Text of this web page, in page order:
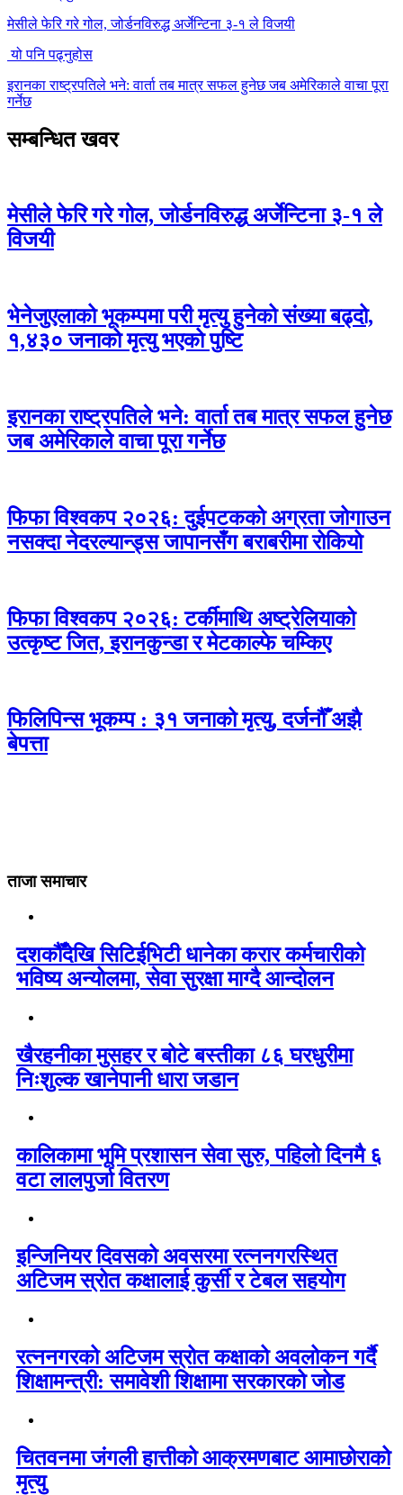
मेसीले फेरि गरे गोल, जोर्डनविरुद्ध अर्जेन्टिना ३-१ ले विजयी
यो पनि पढ्नुहोस
इरानका राष्ट्रपतिले भने: वार्ता तब मात्र सफल हुनेछ जब अमेरिकाले वाचा पूरा
गर्नेछ
सम्बन्धित खवर
मेसीले फेरि गरे गोल, जोर्डनविरुद्ध अर्जेन्टिना ३-१ ले
विजयी
भेनेजुएलाको भूकम्पमा परी मृत्यु हुनेको संख्या बढ्दो,
१,४३० जनाको मृत्यु भएको पुष्टि
इरानका राष्ट्रपतिले भने: वार्ता तब मात्र सफल हुनेछ
जब अमेरिकाले वाचा पूरा गर्नेछ
फिफा विश्वकप २०२६: दुईपटकको अग्रता जोगाउन
नसक्दा नेदरल्यान्ड्स जापानसँग बराबरीमा रोकियो
फिफा विश्वकप २०२६: टर्कीमाथि अष्ट्रेलियाको
उत्कृष्ट जित, इरानकुन्डा र मेटकाल्फे चम्किए
फिलिपिन्स भूकम्प : ३१ जनाको मृत्यु, दर्जनौँ अझै
बेपत्ता
ताजा समाचार
दशकौँदेखि सिटिईभिटी धानेका करार कर्मचारीको
भविष्य अन्योलमा, सेवा सुरक्षा माग्दै आन्दोलन
खैरहनीका मुसहर र बोटे बस्तीका ८६ घरधुरीमा
निःशुल्क खानेपानी धारा जडान
कालिकामा भूमि प्रशासन सेवा सुरु, पहिलो दिनमै ६
वटा लालपुर्जा वितरण
इन्जिनियर दिवसको अवसरमा रत्ननगरस्थित
अटिजम स्रोत कक्षालाई कुर्सी र टेबल सहयोग
रत्ननगरको अटिजम स्रोत कक्षाको अवलोकन गर्दै
शिक्षामन्त्री: समावेशी शिक्षामा सरकारको जोड
चितवनमा जंगली हात्तीको आक्रमणबाट आमाछोराको
मृत्यु